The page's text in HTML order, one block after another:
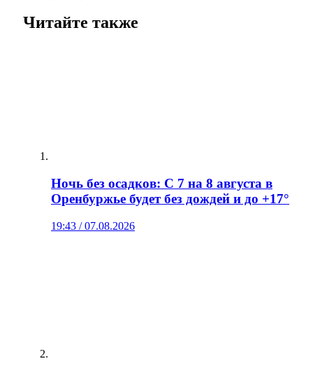
Читайте также
Ночь без осадков: С 7 на 8 августа в
Оренбуржье будет без дождей и до +17°
19:43 / 07.08.2026